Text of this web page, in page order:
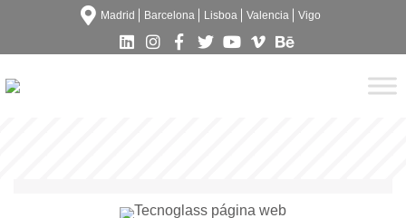
Madrid Barcelona Lisboa Valencia Vigo